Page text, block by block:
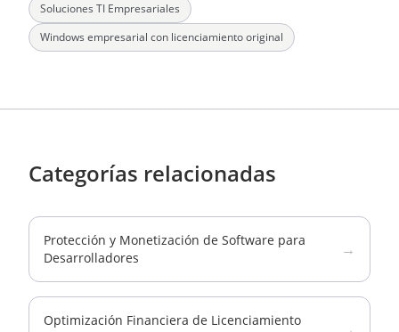
Soluciones TI Empresariales
Windows empresarial con licenciamiento original
Categorías relacionadas
Protección y Monetización de Software para
Desarrolladores
→
Optimización Financiera de Licenciamiento